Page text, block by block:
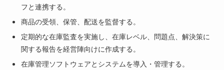
フと連携する。
商品の受領、保管、配送を監督する。
定期的な在庫監査を実施し、在庫レベル、問題点、解決策に
関する報告を経営陣向けに作成する。
在庫管理ソフトウェアとシステムを導入・管理する。